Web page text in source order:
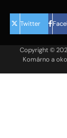
Twitter
Copyright ©
Komárno a